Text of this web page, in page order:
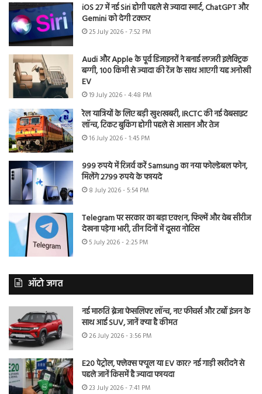
iOS 27 में नई Siri होगी पहले से ज्यादा स्मार्ट, ChatGPT और
Gemini को देगी टक्कर
25 July 2026 - 7:52 PM
Audi और Apple के पूर्व डिजाइनरों ने बनाई लग्जरी इलेक्ट्रिक
बग्गी, 100 किमी से ज्यादा की रेंज के साथ आएगी यह अनोखी
EV
19 July 2026 - 4:48 PM
रेल यात्रियों के लिए बड़ी खुशखबरी, IRCTC की नई वेबसाइट
लॉन्च, टिकट बुकिंग होगी पहले से आसान और तेज
16 July 2026 - 1:45 PM
999 रुपये में रिजर्व करें Samsung का नया फोल्डेबल फोन,
मिलेंगे 2799 रुपये के फायदे
8 July 2026 - 5:54 PM
Telegram पर सरकार का बड़ा एक्शन, फिल्में और वेब सीरीज
देखना पड़ेगा भारी, तीन दिनों में दूसरा नोटिस
5 July 2026 - 2:25 PM
ऑटो जगत
नई मारुति ब्रेजा फेसलिफ्ट लॉन्च, नए फीचर्स और टर्बो इंजन के
साथ आई SUV, जानें क्या है कीमत
26 July 2026 - 3:56 PM
E20 पेट्रोल, फ्लेक्स फ्यूल या EV कार? नई गाड़ी खरीदने से
पहले जानें किसमें है ज्यादा फायदा
23 July 2026 - 7:41 PM